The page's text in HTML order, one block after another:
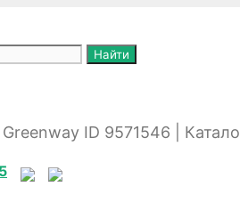
ID 9571546 |